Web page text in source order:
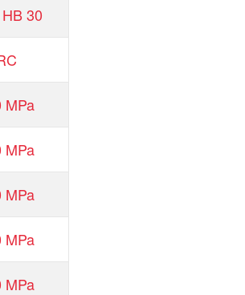
30
MPa
MPa
MPa
MPa
MPa